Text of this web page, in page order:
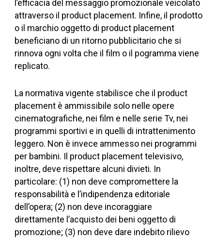
l’efficacia del messaggio promozionale veicolato
attraverso il product placement. Infine, il prodotto
o il marchio oggetto di product placement
beneficiano di un ritorno pubblicitario che si
rinnova ogni volta che il film o il pogramma viene
replicato.
La normativa vigente stabilisce che il product
placement è ammissibile solo nelle opere
cinematografiche, nei film e nelle serie Tv, nei
programmi sportivi e in quelli di intrattenimento
leggero. Non è invece ammesso nei programmi
per bambini. Il product placement televisivo,
inoltre, deve rispettare alcuni divieti. In
particolare: (1) non deve compromettere la
responsabilità e l’indipendenza editoriale
dell’opera; (2) non deve incoraggiare
direttamente l’acquisto dei beni oggetto di
promozione; (3) non deve dare indebito rilievo